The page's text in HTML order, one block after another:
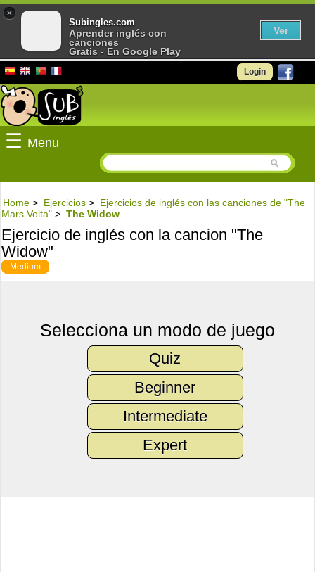
Login
☰ Menu
Home > Ejercicios > Ejercicios de inglés con las canciones de "The
Mars Volta" > The Widow
Ejercicio de inglés con la cancion "The
Widow"
Medium
Selecciona un modo de juego
Quiz
Beginner
Intermediate
Expert
×
Subingles.com
Aprender inglés con
canciones
Gratis - En Google Play
Ver